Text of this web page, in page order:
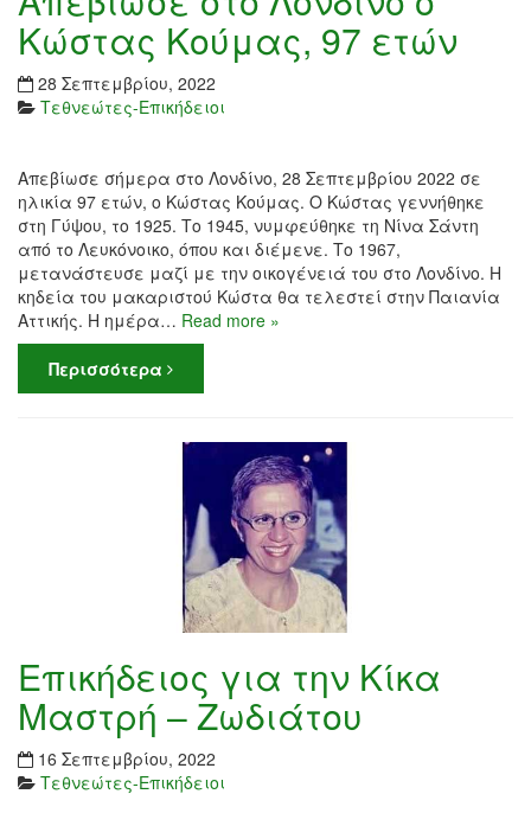
Κώστας Κούμας, 97 ετών
28 Σεπτεμβρίου, 2022
Τεθνεώτες-Επικήδειοι
Απεβίωσε σήμερα στο Λονδίνο, 28 Σεπτεμβρίου 2022 σε
ηλικία 97 ετών, ο Κώστας Κούμας. Ο Κώστας γεννήθηκε
στη Γύψου, το 1925. Το 1945, νυμφεύθηκε τη Νίνα Σάντη
από το Λευκόνοικο, όπου και διέμενε. Το 1967,
μετανάστευσε μαζί με την οικογένειά του στο Λονδίνο. Η
κηδεία του μακαριστού Κώστα θα τελεστεί στην Παιανία
Αττικής. Η ημέρα… Read more »
Περισσότερα
Επικήδειος για την Κίκα
Μαστρή – Ζωδιάτου
16 Σεπτεμβρίου, 2022
Τεθνεώτες-Επικήδειοι